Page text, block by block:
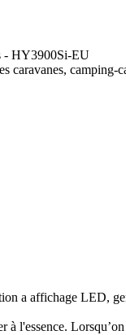
- HY3900Si-EU
camping-
a affichage LED,
l'essence.